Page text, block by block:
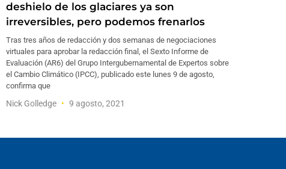
deshielo de los glaciares ya son
irreversibles, pero podemos frenarlos
Tras tres años de redacción y dos semanas de negociaciones
virtuales para aprobar la redacción final, el Sexto Informe de
Evaluación (AR6) del Grupo Intergubernamental de Expertos sobre
el Cambio Climático (IPCC), publicado este lunes 9 de agosto,
confirma que
Nick Golledge 9 agosto, 2021